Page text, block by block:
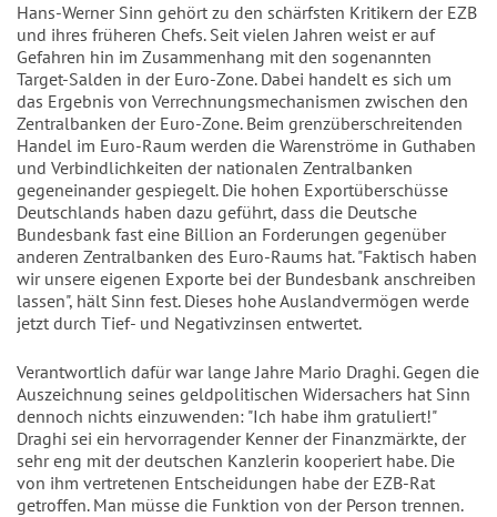
Hans-Werner Sinn gehört zu den schärfsten Kritikern der EZB
und ihres früheren Chefs. Seit vielen Jahren weist er auf
Gefahren hin im Zusammenhang mit den sogenannten
Target-Salden in der Euro-Zone. Dabei handelt es sich um
das Ergebnis von Verrechnungsmechanismen zwischen den
Zentralbanken der Euro-Zone. Beim grenzüberschreitenden
Handel im Euro-Raum werden die Warenströme in Guthaben
und Verbindlichkeiten der nationalen Zentralbanken
gegeneinander gespiegelt. Die hohen Exportüberschüsse
Deutschlands haben dazu geführt, dass die Deutsche
Bundesbank fast eine Billion an Forderungen gegenüber
anderen Zentralbanken des Euro-Raums hat. "Faktisch haben
wir unsere eigenen Exporte bei der Bundesbank anschreiben
lassen", hält Sinn fest. Dieses hohe Auslandvermögen werde
jetzt durch Tief- und Negativzinsen entwertet.
Verantwortlich dafür war lange Jahre Mario Draghi. Gegen die
Auszeichnung seines geldpolitischen Widersachers hat Sinn
dennoch nichts einzuwenden: "Ich habe ihm gratuliert!"
Draghi sei ein hervorragender Kenner der Finanzmärkte, der
sehr eng mit der deutschen Kanzlerin kooperiert habe. Die
von ihm vertretenen Entscheidungen habe der EZB-Rat
getroffen. Man müsse die Funktion von der Person trennen.